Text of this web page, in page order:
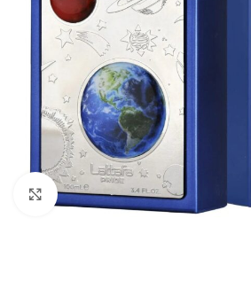
Click to enlarge